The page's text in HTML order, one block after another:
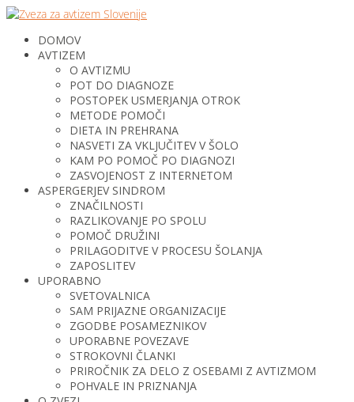
DOMOV
AVTIZEM
O AVTIZMU
POT DO DIAGNOZE
POSTOPEK USMERJANJA OTROK
METODE POMOČI
DIETA IN PREHRANA
NASVETI ZA VKLJUČITEV V ŠOLO
KAM PO POMOČ PO DIAGNOZI
ZASVOJENOST Z INTERNETOM
ASPERGERJEV SINDROM
ZNAČILNOSTI
RAZLIKOVANJE PO SPOLU
POMOČ DRUŽINI
PRILAGODITVE V PROCESU ŠOLANJA
ZAPOSLITEV
UPORABNO
SVETOVALNICA
SAM PRIJAZNE ORGANIZACIJE
ZGODBE POSAMEZNIKOV
UPORABNE POVEZAVE
STROKOVNI ČLANKI
PRIROČNIK ZA DELO Z OSEBAMI Z AVTIZMOM
POHVALE IN PRIZNANJA